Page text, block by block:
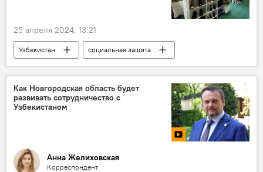
25 апреля 2024, 13:21
Узбекистан
социальная защита
Выставка
ОАЭ
гуманитарная помощь
Как Новгородская область будет
развивать сотрудничество с
Узбекистаном
Анна Желиховская
Корреспондент